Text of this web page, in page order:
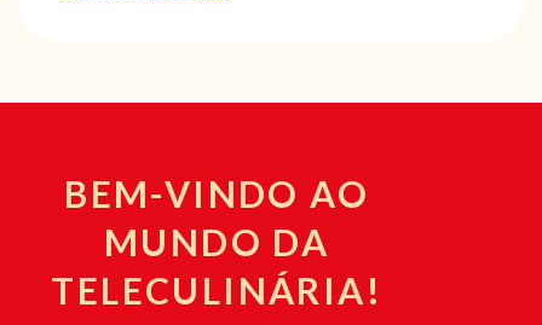
BEM-VINDO AO
MUNDO DA
TELECULINÁRIA!